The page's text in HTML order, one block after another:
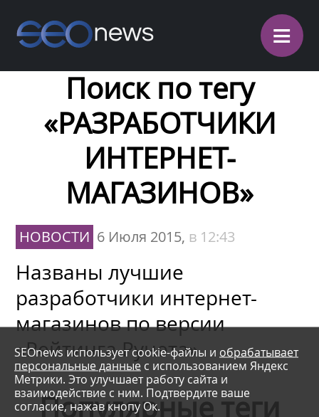
≡
Поиск по тегу
«РАЗРАБОТЧИКИ
ИНТЕРНЕТ-
МАГАЗИНОВ»
НОВОСТИ 6 Июля 2015, в 12:43
Названы лучшие
разработчики интернет-
магазинов по версии
«Рейтинга Рунета»
Популярные теги
SEOnews использует cookie-файлы и обрабатывает
персональные данные с использованием Яндекс
Метрики. Это улучшает работу сайта и
взаимодействие с ним. Подтвердите ваше
согласие, нажав кнопу Ок.